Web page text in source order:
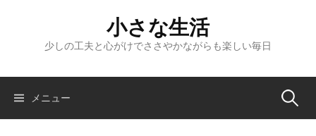
ツ
小さな生活
少しの工夫と心がけでささやかながらも楽しい毎日
メニュー 検